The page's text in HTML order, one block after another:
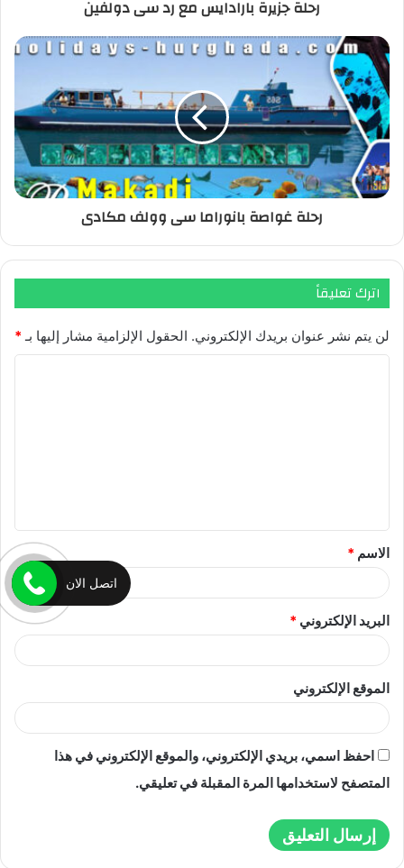
رحلة جزيرة بارادايس مع رد سى دولفين
رحلة غواصة بانوراما سى وولف مكادى
اترك تعليقاً
لن يتم نشر عنوان بريدك الإلكتروني. الحقول الإلزامية مشار إليها بـ *
ق
*الاسم *
البريد الإلكتروني *
الموقع الإلكتروني
احفظ اسمي، بريدي الإلكتروني، والموقع الإلكتروني في هذا
المتصفح لاستخدامها المرة المقبلة في تعليقي.
اتصل الان